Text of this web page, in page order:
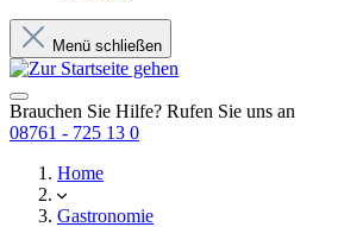
Menü schließen
Brauchen Sie Hilfe? Rufen Sie uns an
08761 - 725 13 0
Home
Gastronomie